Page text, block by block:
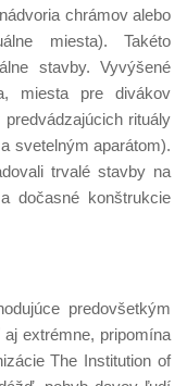
chrámov alebo
miesta). Takéto
stavby. Vyvýšené
miesta pre divákov
rituály
svetelným aparátom).
trvalé stavby na
dočasné konštrukcie
predovšetkým
extrémne, pripomína
The Institution of